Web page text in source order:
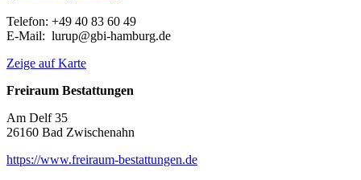
Telefon: +49 40 83 60 49
E-Mail: lurup@gbi-hamburg.de
Zeige auf Karte
Freiraum Bestattungen
Am Delf 35
26160 Bad Zwischenahn
https://www.freiraum-bestattungen.de